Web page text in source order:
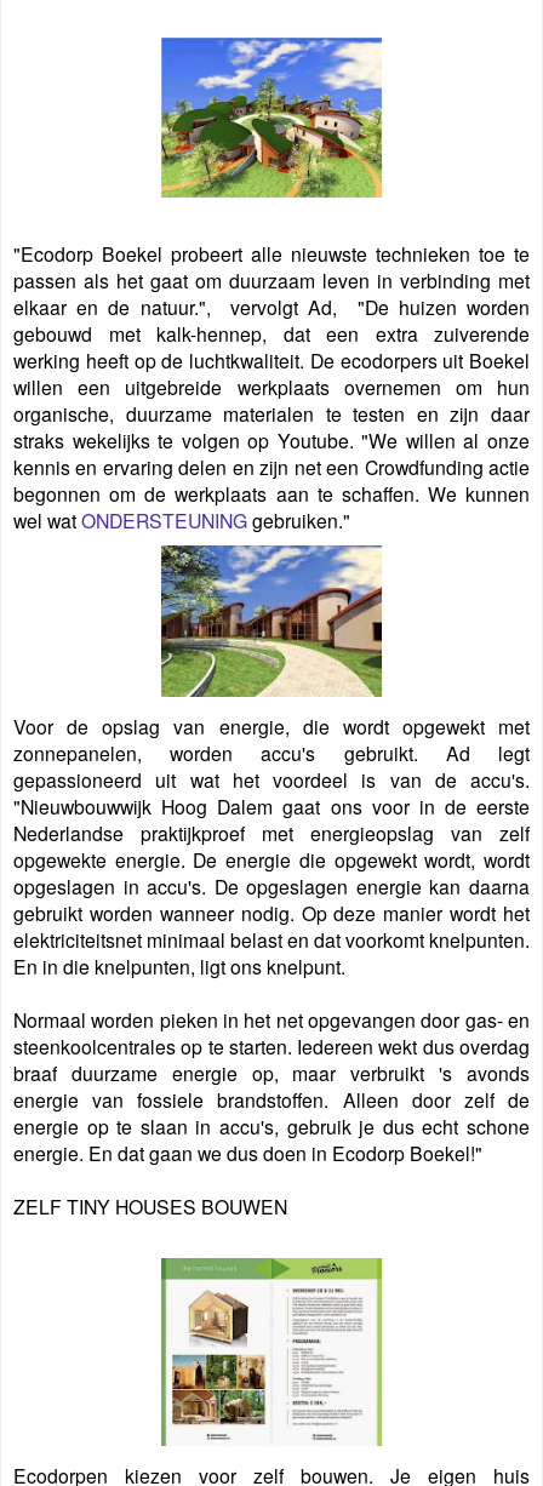
"Ecodorp Boekel probeert alle nieuwste technieken toe te
passen als het gaat om duurzaam leven in verbinding met
elkaar en de natuur.", vervolgt Ad, "De huizen worden
gebouwd met kalk-hennep, dat een extra zuiverende
werking heeft op de luchtkwaliteit. De ecodorpers uit Boekel
willen een uitgebreide werkplaats overnemen om hun
organische, duurzame materialen te testen en zijn daar
straks wekelijks te volgen op Youtube. "We willen al onze
kennis en ervaring delen en zijn net een Crowdfunding actie
begonnen om de werkplaats aan te schaffen. We kunnen
wel watONDERSTEUNINGgebruiken."
Voor de opslag van energie, die wordt opgewekt met
zonnepanelen, worden accu's gebruikt. Ad legt
gepassioneerd uit wat het voordeel is van de accu's.
"Nieuwbouwwijk Hoog Dalem gaat ons voor in de eerste
Nederlandse praktijkproef met energieopslag van zelf
opgewekte energie. De energie die opgewekt wordt, wordt
opgeslagen in accu's. De opgeslagen energie kan daarna
gebruikt worden wanneer nodig. Op deze manier wordt het
elektriciteitsnet minimaal belast en dat voorkomt knelpunten.
En in die knelpunten, ligt ons knelpunt.
Normaal worden pieken in het net opgevangen door gas- en
steenkoolcentrales op te starten. Iedereen wekt dus overdag
braaf duurzame energie op, maar verbruikt 's avonds
energie van fossiele brandstoffen. Alleen door zelf de
energie op te slaan in accu's, gebruik je dus echt schone
energie. En dat gaan we dus doen in Ecodorp Boekel!"
ZELF TINY HOUSES BOUWEN
Ecodorpen kiezen voor zelf bouwen. Je eigen huis